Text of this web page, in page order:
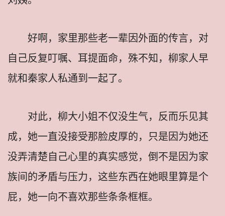
好啊，家里那些老一辈因外面的传言，对
自己反复叮嘱、耳提面命，殊不知，柳家人早
就和秦家人私通到一起了。
对此，柳大小姐不仅没生气，反而乐见其
成，她一直没接受那脸皮厚的，只是因为她还
没弄清楚自己心里的真实感觉，倒不是因为家
族间的矛盾与压力，这些东西在她眼里算是个
屁，她一向不喜欢那些条条框框。